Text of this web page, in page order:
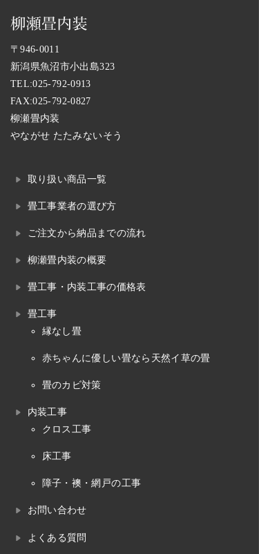
〒946-0011
新潟県魚沼市小出島323
TEL:025-792-0913
FAX:025-792-0827
柳瀬畳内装
やながせ たたみないそう
取り扱い商品一覧
畳工事業者の選び方
ご注文から納品までの流れ
柳瀬畳内装の概要
畳工事・内装工事の価格表
畳工事
縁なし畳
赤ちゃんに優しい畳なら天然イ草の畳
畳のカビ対策
内装工事
クロス工事
床工事
障子・襖・網戸の工事
お問い合わせ
よくある質問